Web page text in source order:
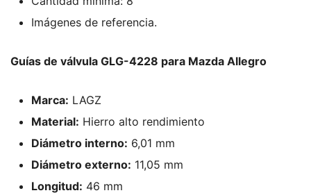
Imágenes de referencia.
Guías de válvula GLG-4228 para Mazda Allegro
Marca: LAGZ
Material: Hierro alto rendimiento
Diámetro interno: 6,01 mm
Diámetro externo: 11,05 mm
Longitud: 46 mm